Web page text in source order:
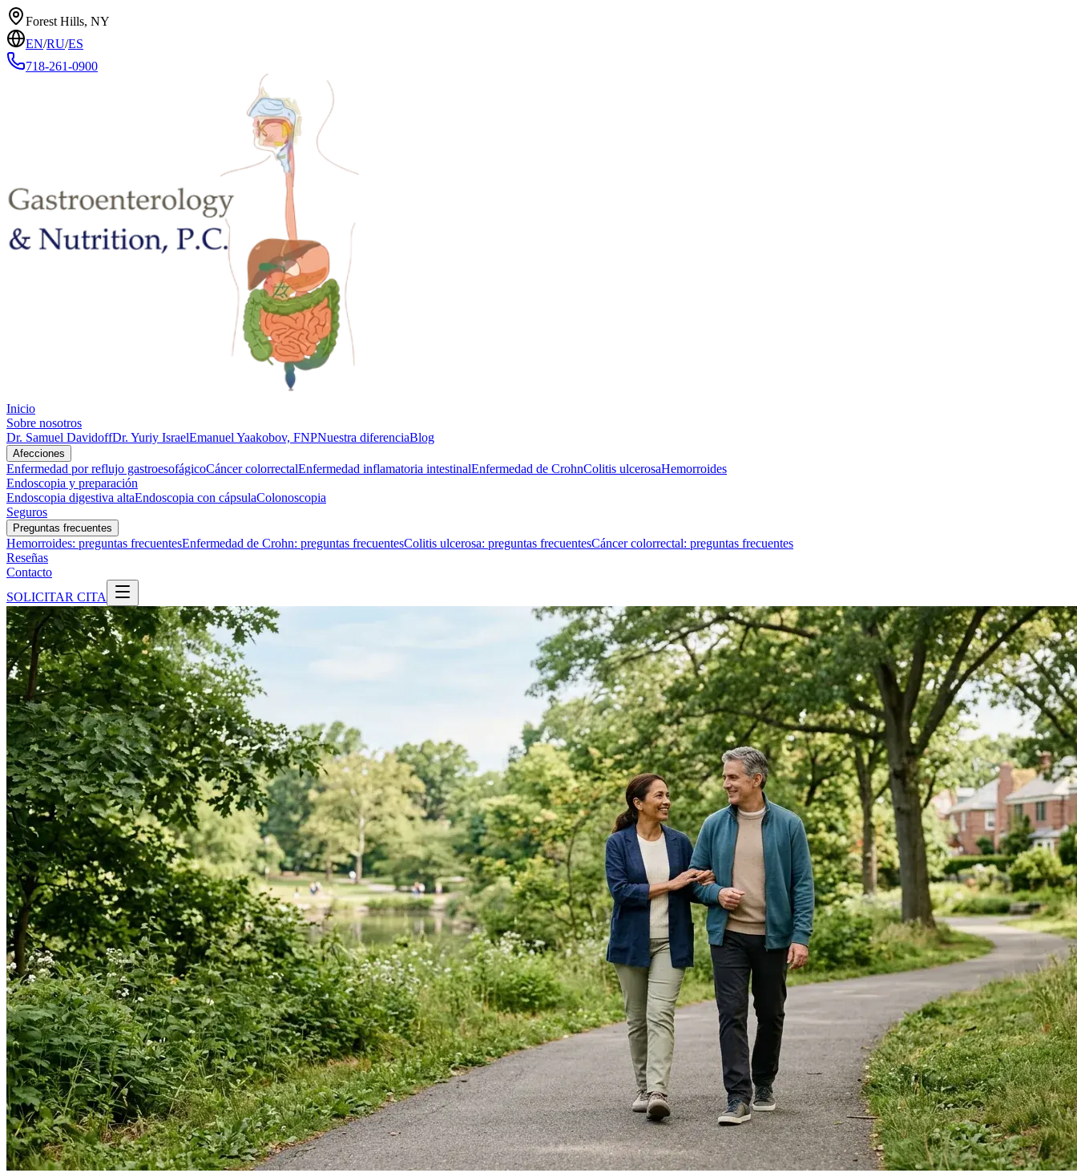
Forest Hills, NY
EN/RU/ES
718-261-0900
Inicio
Sobre nosotros
Dr. Samuel DavidoffDr. Yuriy IsraelEmanuel Yaakobov, FNPNuestra diferenciaBlog
Afecciones
Enfermedad por reflujo gastroesofágicoCáncer colorrectalEnfermedad inflamatoria intestinalEnfermedad de CrohnColitis ulcerosaHemorroides
Endoscopia y preparación
Endoscopia digestiva altaEndoscopia con cápsulaColonoscopia
Seguros
Preguntas frecuentes
Hemorroides: preguntas frecuentesEnfermedad de Crohn: preguntas frecuentesColitis ulcerosa: preguntas frecuentesCáncer colorrectal: preguntas frecuentes
Reseñas
Contacto
SOLICITAR CITA